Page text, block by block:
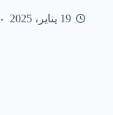
19 يناير، 2025